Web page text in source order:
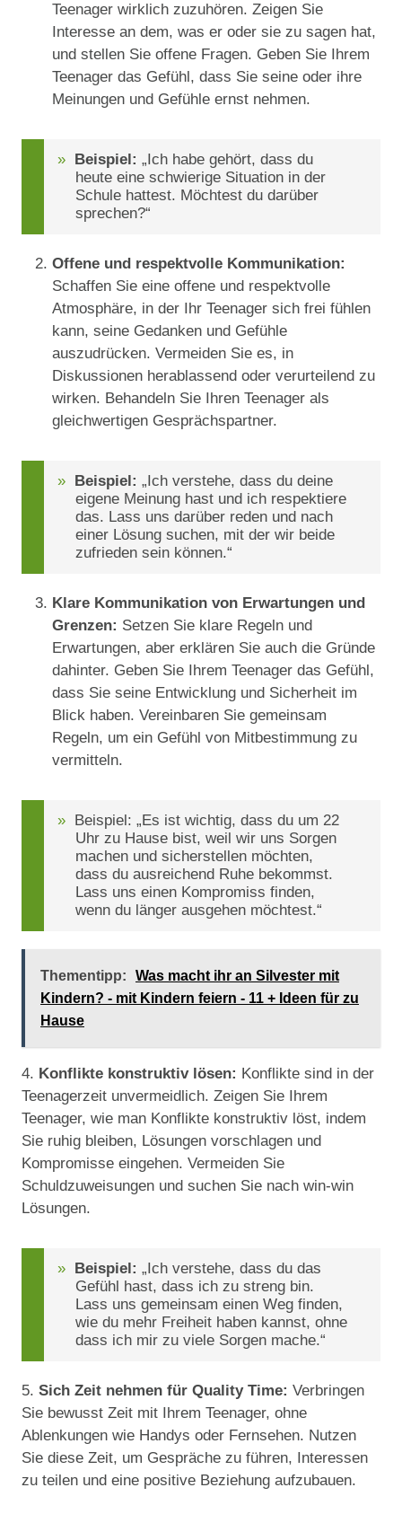
Teenager wirklich zuzuhören. Zeigen Sie
Interesse an dem, was er oder sie zu sagen hat,
und stellen Sie offene Fragen. Geben Sie Ihrem
Teenager das Gefühl, dass Sie seine oder ihre
Meinungen und Gefühle ernst nehmen.
Beispiel: „Ich habe gehört, dass du
heute eine schwierige Situation in der
Schule hattest. Möchtest du darüber
sprechen?“
Offene und respektvolle Kommunikation:
Schaffen Sie eine offene und respektvolle
Atmosphäre, in der Ihr Teenager sich frei fühlen
kann, seine Gedanken und Gefühle
auszudrücken. Vermeiden Sie es, in
Diskussionen herablassend oder verurteilend zu
wirken. Behandeln Sie Ihren Teenager als
gleichwertigen Gesprächspartner.
Beispiel: „Ich verstehe, dass du deine
eigene Meinung hast und ich respektiere
das. Lass uns darüber reden und nach
einer Lösung suchen, mit der wir beide
zufrieden sein können.“
Klare Kommunikation von Erwartungen und
Grenzen: Setzen Sie klare Regeln und
Erwartungen, aber erklären Sie auch die Gründe
dahinter. Geben Sie Ihrem Teenager das Gefühl,
dass Sie seine Entwicklung und Sicherheit im
Blick haben. Vereinbaren Sie gemeinsam
Regeln, um ein Gefühl von Mitbestimmung zu
vermitteln.
Beispiel: „Es ist wichtig, dass du um 22
Uhr zu Hause bist, weil wir uns Sorgen
machen und sicherstellen möchten,
dass du ausreichend Ruhe bekommst.
Lass uns einen Kompromiss finden,
wenn du länger ausgehen möchtest.“
Thementipp:
Was macht ihr an Silvester mit
Kindern? - mit Kindern feiern - 11 + Ideen für zu
Hause
4. Konflikte konstruktiv lösen: Konflikte sind in der
Teenagerzeit unvermeidlich. Zeigen Sie Ihrem
Teenager, wie man Konflikte konstruktiv löst, indem
Sie ruhig bleiben, Lösungen vorschlagen und
Kompromisse eingehen. Vermeiden Sie
Schuldzuweisungen und suchen Sie nach win-win
Lösungen.
Beispiel: „Ich verstehe, dass du das
Gefühl hast, dass ich zu streng bin.
Lass uns gemeinsam einen Weg finden,
wie du mehr Freiheit haben kannst, ohne
dass ich mir zu viele Sorgen mache.“
5. Sich Zeit nehmen für Quality Time: Verbringen
Sie bewusst Zeit mit Ihrem Teenager, ohne
Ablenkungen wie Handys oder Fernsehen. Nutzen
Sie diese Zeit, um Gespräche zu führen, Interessen
zu teilen und eine positive Beziehung aufzubauen.